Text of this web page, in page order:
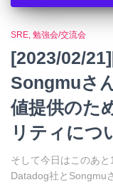
SRE 勉強会/交流会
[2023/02/
Songmuさ
値提供のた
リティにつ
そして今日はこのあ
Datadog社とSongmu